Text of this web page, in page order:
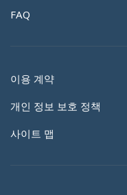
FAQ
이용 계약
개인 정보 보호 정책
사이트 맵